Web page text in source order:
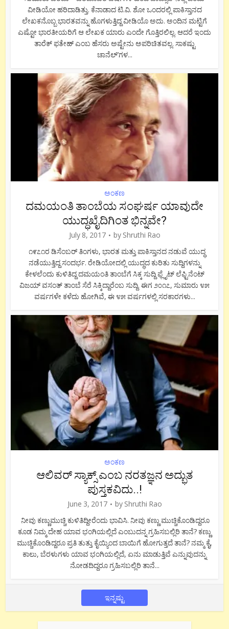
ವೀಡಿಯೋ ಹರಿದಾಡಿತ್ತು. ಕೆನಾಡಾದ ಟಿ.ವಿ. ಶೋ ಒಂದರಲ್ಲಿ ಪಾಕಿಸ್ತಾನದ
ಲೇಖಕನೊಬ್ಬ ಭಾರತವನ್ನು ಹೊಗಳುತ್ತಿದ್ದ ವೀಡಿಯೊ ಅದು. ಅಂದಿನ ಮಟ್ಟಿಗೆ
ಎಷ್ಟೋ ಭಾರತೀಯರಿಗೆ ಆ ಲೇಖಕ ಯಾರು ಎಂದೇ ಗೊತ್ತಿರಲಿಲ್ಲ. ಆದರೆ ಇಂದು
ತಾರೆಕ್ ಫತೇಹ್ ಎಂಬ ಹೆಸರು ಅಷ್ಟೇನು ಅಪರಿಚಿತವಲ್ಲ. ಸಾಕಷ್ಟು
ಚಾನೆಲ್’ಗಳ...
ಅಂಕಣ
ದಮಯಂತಿ ತಾಂಬೆಯ ಸಂಘರ್ಷ ಯಾವುದೇ
ಯುದ್ಧಖೈದಿಗಿಂತ ಭಿನ್ನವೇ?
July 8, 2017 by Shruthi Rao
೧೯೭೧ರ ಡಿಸೆಂಬರ್ ತಿಂಗಳು, ಭಾರತ ಮತ್ತು ಪಾಕಿಸ್ತಾನದ ನಡುವೆ ಯುದ್ಧ
ನಡೆಯುತ್ತಿದ್ದ ಸಂದರ್ಭ. ರೇಡಿಯೋದಲ್ಲಿ ಯುದ್ಧದ ಕುರಿತು ಸುದ್ದಿಗಳನ್ನು
ಕೇಳಲೆಂದು ಕುಳಿತಿದ್ದ ದಮಯಂತಿ ತಾಂಬೆಗೆ ಸಿಕ್ಕ ಸುದ್ದಿ ಫ್ಲೈಟ್ ಲೆಫ್ಟಿನೆಂಟ್
ವಿಜಯ್ ವಸಂತ್ ತಾಂಬೆ ಸೆರೆ ಸಿಕ್ಕಿದ್ದಾರೆಂಬ ಸುದ್ದಿ. ಈಗ ೨೦೧೭, ಸುಮಾರು ೪೫
ವರ್ಷಗಳೇ ಕಳೆದು ಹೋಗಿವೆ, ಈ ೪೫ ವರ್ಷಗಳಲ್ಲಿ ಸರಕಾರಗಳು...
ಅಂಕಣ
ಆಲಿವರ್ ಸ್ಯಾಕ್ಸ್ ಎಂಬ ನರತಜ್ಞನ ಅದ್ಭುತ
ಪುಸ್ತಕವಿದು..!
June 3, 2017 by Shruthi Rao
ನೀವು ಕಣ್ಣುಮುಚ್ಚಿ ಕುಳಿತಿದ್ದೀರೆಂದು ಭಾವಿಸಿ. ನೀವು ಕಣ್ಣು ಮುಚ್ಚಿಕೊಂಡಿದ್ದರೂ
ಕೂಡ ನಿಮ್ಮ ದೇಹ ಯಾವ ಭಂಗಿಯಲ್ಲಿದೆ ಎಂಬುದನ್ನ ಗ್ರಹಿಸಬಲ್ಲಿರಿ ತಾನೆ? ಕಣ್ಣು
ಮುಚ್ಚಿಕೊಂಡಿದ್ದರೂ ಪ್ರತಿ ತುತ್ತು ಕೈಯ್ಯಿಂದ ಬಾಯಿಗೆ ಹೋಗುತ್ತದೆ ತಾನೆ? ನಮ್ಮ ಕೈ,
ಕಾಲು, ಬೆರಳುಗಳು ಯಾವ ಭಂಗಿಯಲ್ಲಿದೆ, ಏನು ಮಾಡುತ್ತಿವೆ ಎನ್ನುವುದನ್ನು
ನೋಡದಿದ್ದರೂ ಗ್ರಹಿಸಬಲ್ಲಿರಿ ತಾನೆ...
ಇನ್ನಷ್ಟು